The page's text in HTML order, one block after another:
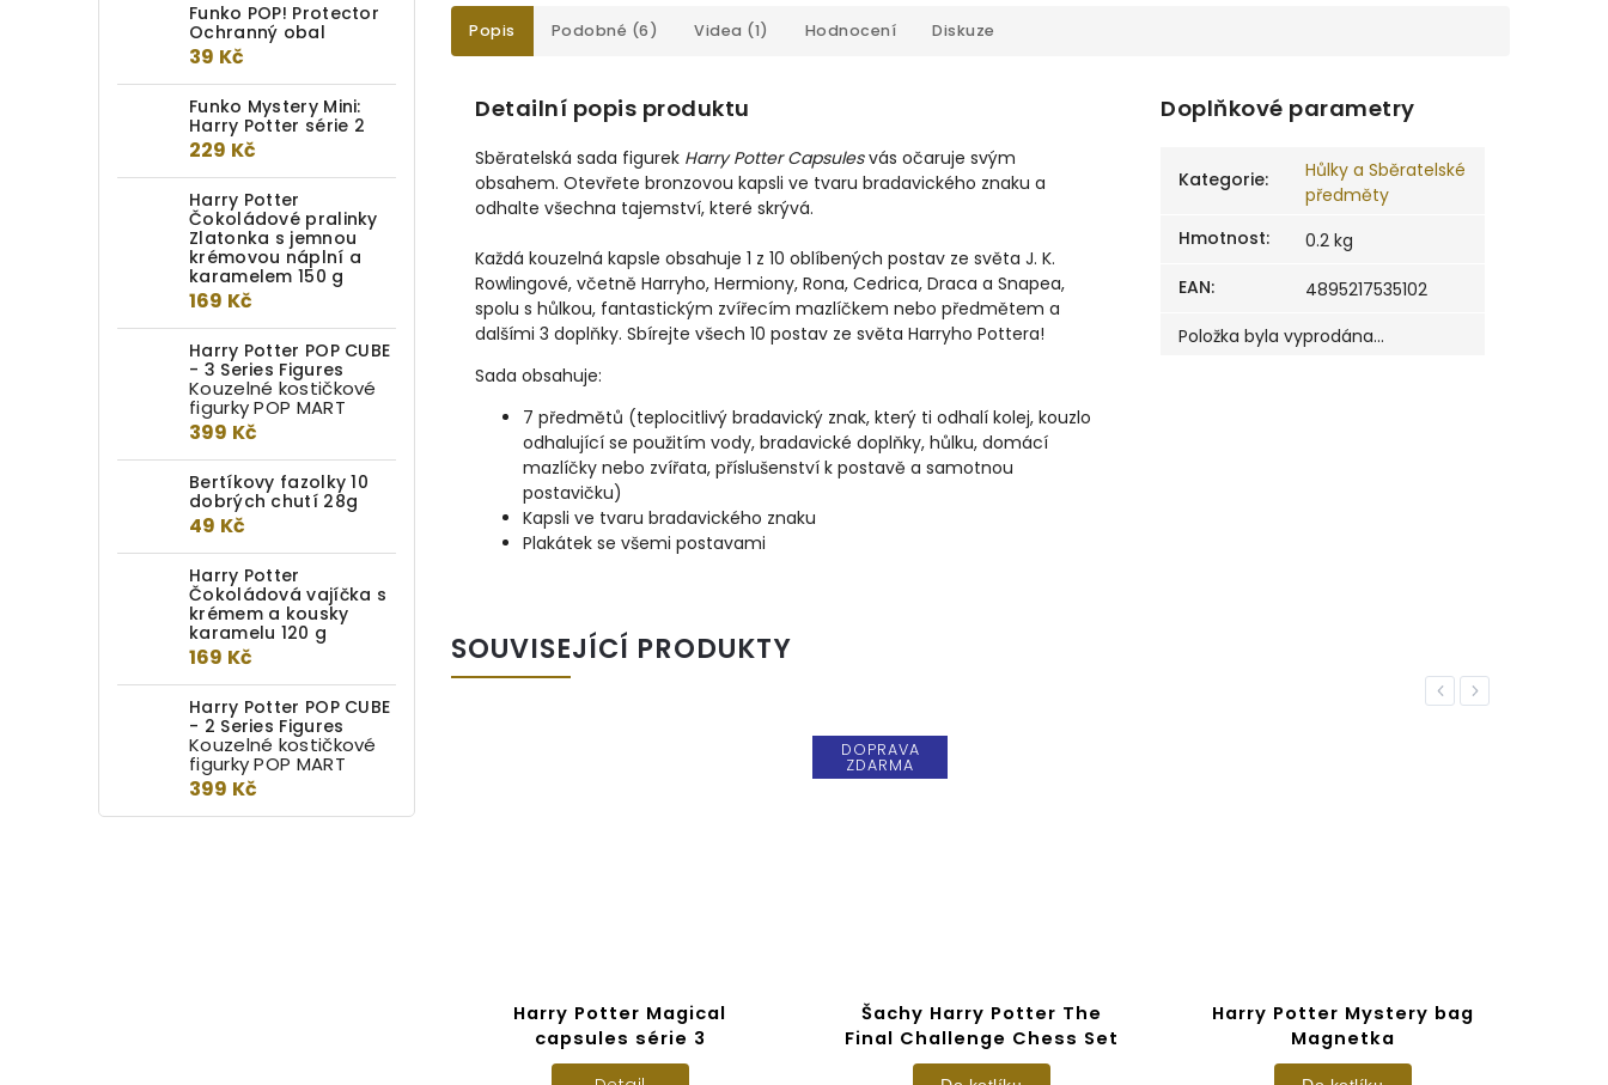
Funko POP! Protector
Ochranný obal
39 Kč
Funko Mystery Mini:
Harry Potter série 2
229 Kč
Harry Potter
Čokoládové pralinky
Zlatonka s jemnou
krémovou náplní a
karamelem 150 g
169 Kč
Harry Potter POP CUBE
- 3 Series Figures
Kouzelné kostičkové
figurky POP MART
399 Kč
Bertíkovy fazolky 10
dobrých chutí 28g
49 Kč
Harry Potter
Čokoládová vajíčka s
krémem a kousky
karamelu 120 g
169 Kč
Harry Potter POP CUBE
- 2 Series Figures
Kouzelné kostičkové
figurky POP MART
399 Kč
Popis Podobné (6) Videa (1) Hodnocení Diskuze
Detailní popis produktu
Sběratelská sada figurek Harry Potter Capsulesvás očaruje svým
obsahem. Otevřete bronzovou kapsli ve tvaru bradavického znaku a
odhalte všechna tajemství, které skrývá.
Každá kouzelná kapsle obsahuje 1 z 10 oblíbených postav ze světa J. K.
Rowlingové, včetně Harryho, Hermiony, Rona, Cedrica, Draca a Snapea,
spolu s hůlkou, fantastickým zvířecím mazlíčkem nebo předmětem a
dalšími 3 doplňky. Sbírejte všech 10 postav ze světa Harryho Pottera!
Sada obsahuje:
7 předmětů (teplocitlivý bradavický znak, který ti odhalí kolej, kouzlo
odhalující se použitím vody, bradavické doplňky, hůlku, domácí
mazlíčky nebo zvířata, příslušenství k postavě a samotnou
postavičku)
Kapsli ve tvaru bradavického znaku
Plakátek se všemi postavami
Doplňkové parametry
Kategorie:
Hůlky a Sběratelské
předměty
Hmotnost:
0.2 kg
EAN:
4895217535102
Položka byla vyprodána…
SOUVISEJÍCÍ PRODUKTY
Previous
Harry Potter Magical
capsules série 3
DOPRAVA
ZDARMA
Šachy Harry Potter The
Final Challenge Chess Set
Harry Potter Mystery bag
Magnetka
Next